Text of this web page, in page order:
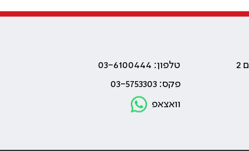
טלפון: 03-6100444
פקס: 03-5753303
וואצאפ